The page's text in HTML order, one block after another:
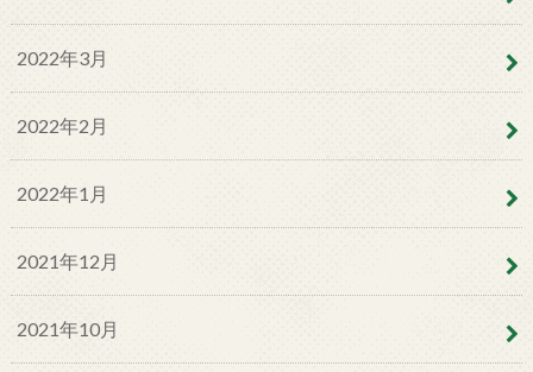
2022年3月
2022年2月
2022年1月
2021年12月
2021年10月